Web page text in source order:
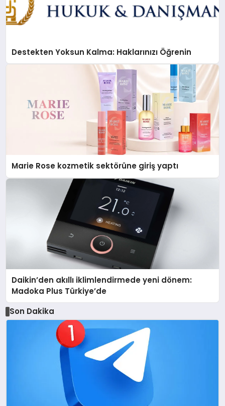
Destekten Yoksun Kalma: Haklarınızı Öğrenin
Marie Rose kozmetik sektörüne giriş yaptı
Daikin’den akıllı iklimlendirmede yeni dönem:
Madoka Plus Türkiye’de
Son Dakika